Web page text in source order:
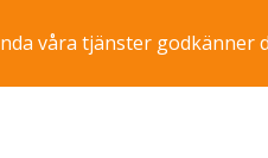
våra tjänster godkänner